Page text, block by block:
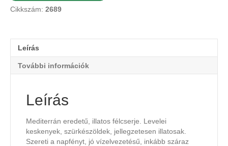
Cikkszám: 2689
Leírás
További információk
Leírás
Mediterrán eredetű, illatos félcserje. Levelei
keskenyek, szürkészöldek, jellegzetesen illatosak.
Szereti a napfényt, jó vízelvezetésű, inkább száraz